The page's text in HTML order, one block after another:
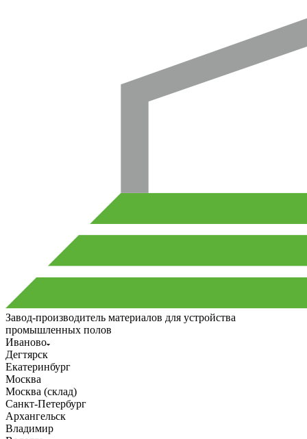
Завод-производитель материалов для устройства
промышленных полов
Иваново
Дегтярск
Екатеринбург
Москва
Москва (склад)
Санкт-Петербург
Архангельск
Владимир